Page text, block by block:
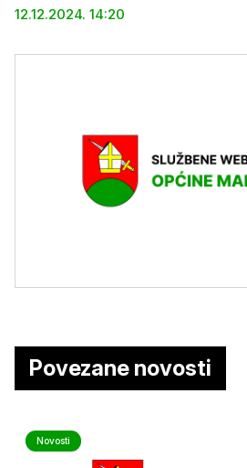
12.12.2024. 14:20
Povezane novosti
Novosti